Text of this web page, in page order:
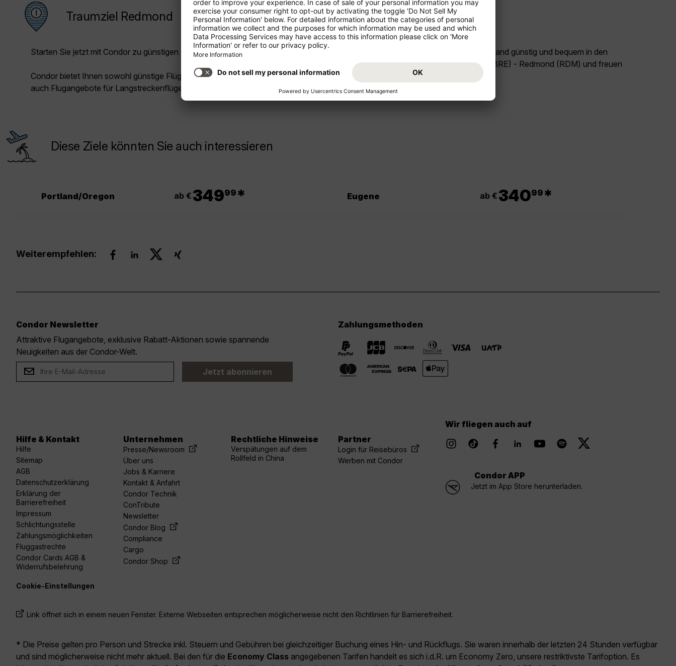
Traumziel Redmond
Starten Sie jetzt mit Condor zu günstigen Preisen in Ihren Urlaub!
Condor bietet Ihnen sowohl günstige Flüge für die Kurz- und Mittelstrecke als
auch Flugangebote für Langstreckenflüge.
Starten Sie von Ihrem Abflugsland Deutschland günstig und bequem in den
Urlaub. Buchen Sie jetzt den Flug Bremen (BRE) - Redmond (RDM) und freuen
Sie sich auf Ihr Reiseziel USA!
Diese Ziele könnten Sie auch interessieren
Portland/Oregon ab € 34999 * Eugene ab € 34099 *
Weiterempfehlen:
Condor Newsletter
Attraktive Flugangebote, exklusive Rabatt-Aktionen sowie spannende
Neuigkeiten aus der Condor-Welt.
Jetzt abonnieren
Zahlungsmethoden
Hilfe & Kontakt
Hilfe
Sitemap
AGB
Datenschutzerklärung
Erklärung der
Barrierefreiheit
Impressum
Schlichtungsstelle
Zahlungsmöglichkeiten
Fluggastrechte
Condor Cards AGB &
Widerrufsbelehrung
Unternehmen
Presse/Newsroom
Über uns
Jobs & Karriere
Kontakt & Anfahrt
Condor Technik
ConTribute
Newsletter
Condor Blog
Compliance
Cargo
Condor Shop
Rechtliche Hinweise
Verspätungen auf dem
Rollfeld in China
Partner
Login für Reisebüros
Werben mit Condor
Wir fliegen auch auf
linkedin youtubespotify
Condor APP
Jetzt im App Store herunterladen.
Cookie-Einstellungen
Link öffnet sich in einem neuen Fenster. Externe Webseiten entsprechen möglicherweise nicht den Richtlinien für Barrierefreiheit.
* Die Preise gelten pro Person und Strecke inkl. Steuern und Gebühren bei gleichzeitiger Buchung eines Hin- und Rückflugs. Sie waren innerhalb der letzten 24 Stunden verfügbar
und sind möglicherweise nicht mehr aktuell. Bei den für die Economy Class angegebenen Tarifen handelt es sich i.d.R. um Economy Zero, unsere restriktivste Tarifoption. Es